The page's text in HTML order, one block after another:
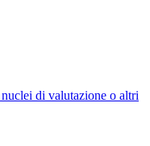
di valutazione o altri